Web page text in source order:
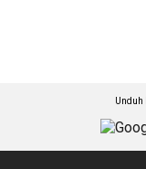
Unduh